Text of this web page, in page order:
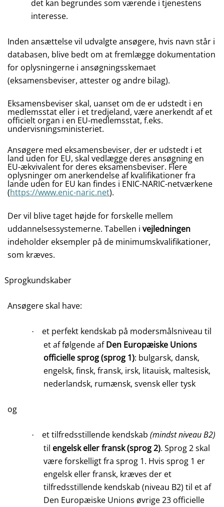
det kan begrundes som værende i tjenestens
interesse.
Inden ansættelse vil udvalgte ansøgere, hvis navn står i
databasen, blive bedt om at fremlægge dokumentation
for oplysningerne i ansøgningsskemaet
(eksamensbeviser, attester og andre bilag).
Eksamensbeviser skal, uanset om de er udstedt i en
medlemsstat eller i et tredjeland, være anerkendt af et
officielt organ i en EU-medlemsstat, f.eks.
undervisningsministeriet.
Ansøgere med eksamensbeviser, der er udstedt i et
land uden for EU, skal vedlægge deres ansøgning en
EU-ækvivalent for deres eksamensbeviser. Flere
oplysninger om anerkendelse af kvalifikationer fra
lande uden for EU kan findes i ENIC-NARIC-netværkene
(https://www.enic-naric.net).
Der vil blive taget højde for forskelle mellem
uddannelsessystemerne. Tabellen i vejledningen
indeholder eksempler på de minimumskvalifikationer,
som kræves.
Sprogkundskaber
Ansøgere skal have:
·
et perfekt kendskab på modersmålsniveau til
et af følgende afDen Europæiske Unions
officielle sprog(sprog 1): bulgarsk, dansk,
engelsk, finsk, fransk, irsk, litauisk, maltesisk,
nederlandsk, rumænsk, svensk eller tysk
og
· et tilfredsstillende kendskab (mindst niveau B2)
til engelsk eller fransk (sprog 2). Sprog 2 skal
være forskelligt fra sprog 1. Hvis sprog 1 er
engelsk eller fransk, kræves der et
tilfredsstillende kendskab (niveau B2) til et af
Den Europæiske Unions øvrige 23 officielle